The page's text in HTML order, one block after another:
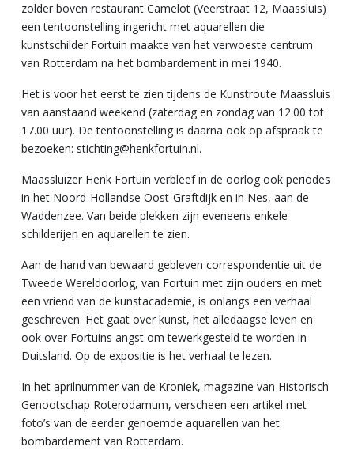
zolder boven restaurant Camelot (Veerstraat 12, Maassluis)
een tentoonstelling ingericht met aquarellen die
kunstschilder Fortuin maakte van het verwoeste centrum
van Rotterdam na het bombardement in mei 1940.
Het is voor het eerst te zien tijdens de Kunstroute Maassluis
van aanstaand weekend (zaterdag en zondag van 12.00 tot
17.00 uur). De tentoonstelling is daarna ook op afspraak te
bezoeken: stichting@henkfortuin.nl.
Maassluizer Henk Fortuin verbleef in de oorlog ook periodes
in het Noord-Hollandse Oost-Graftdijk en in Nes, aan de
Waddenzee. Van beide plekken zijn eveneens enkele
schilderijen en aquarellen te zien.
Aan de hand van bewaard gebleven correspondentie uit de
Tweede Wereldoorlog, van Fortuin met zijn ouders en met
een vriend van de kunstacademie, is onlangs een verhaal
geschreven. Het gaat over kunst, het alledaagse leven en
ook over Fortuins angst om tewerkgesteld te worden in
Duitsland. Op de expositie is het verhaal te lezen.
In het aprilnummer van de Kroniek, magazine van Historisch
Genootschap Roterodamum, verscheen een artikel met
foto’s van de eerder genoemde aquarellen van het
bombardement van Rotterdam.